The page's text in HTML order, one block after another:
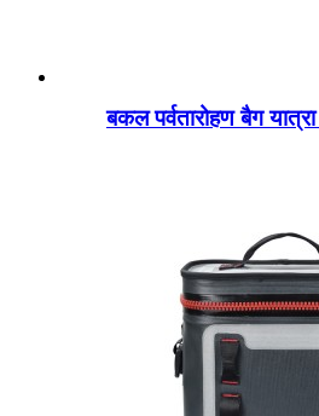
बकल पर्वतारोहण बैग